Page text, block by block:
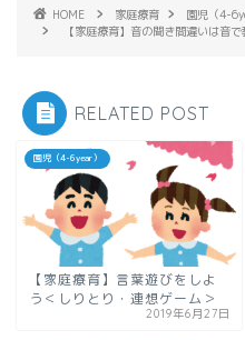
HOME 家庭療育
園児（4-
【家庭療育】音の聞き間違いは音で
RELATED POST
園児（4-6year）
【家庭療育】言葉遊びをしよ
う＜しりとり・連想ゲーム＞
2019年6月27日